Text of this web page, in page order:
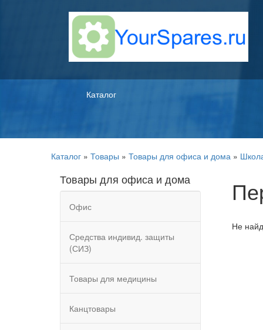
Каталог
Каталог » Товары » Товары для офиса и дома »
Товары для офиса и дома
Офис
Средства индивид. защиты
(СИЗ)
Товары для медицины
Канцтовары
Не